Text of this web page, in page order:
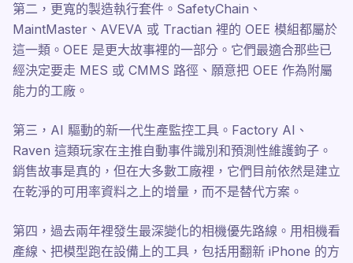
第二，更寬的製造執行套件。SafetyChain、
MaintMaster、AVEVA 或 Tractian 裡的 OEE 模組都屬於
這一類。OEE 是更大故事裡的一部分。它們最適合那些已
經決定要走 MES 或 CMMS 路徑、願意把 OEE 作為附屬
能力的工廠。
第三，AI 驅動的新一代生產監控工具。Factory AI、
Raven 這類玩家在主推自動事件識別和預測性維護鉤子。
銷售故事是真的，但在大多數工廠裡，它們目前依然是建立
在乾淨的可用率資料之上的增量，而不是替代方案。
第四，過去兩年裡發生最深變化的相機優先路線。用相機看
產線、把模型跑在設備上的工具，包括用翻新 iPhone 的方